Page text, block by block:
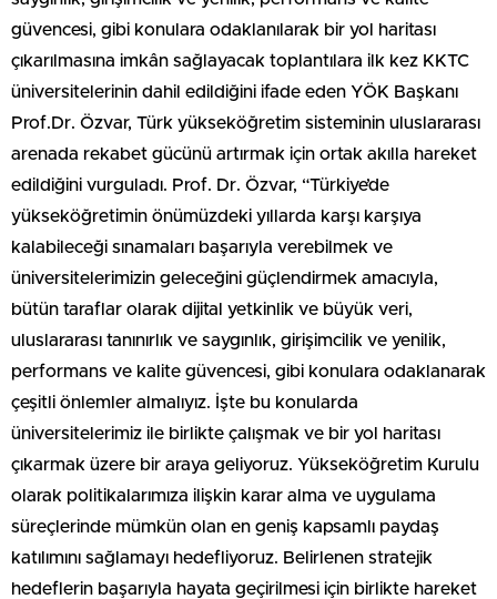
güvencesi, gibi konulara odaklanılarak bir yol haritası
çıkarılmasına imkân sağlayacak toplantılara ilk kez KKTC
üniversitelerinin dahil edildiğini ifade eden YÖK Başkanı
Prof.Dr. Özvar, Türk yükseköğretim sisteminin uluslararası
arenada rekabet gücünü artırmak için ortak akılla hareket
edildiğini vurguladı. Prof. Dr. Özvar, “Türkiye’de
yükseköğretimin önümüzdeki yıllarda karşı karşıya
kalabileceği sınamaları başarıyla verebilmek ve
üniversitelerimizin geleceğini güçlendirmek amacıyla,
bütün taraflar olarak dijital yetkinlik ve büyük veri,
uluslararası tanınırlık ve saygınlık, girişimcilik ve yenilik,
performans ve kalite güvencesi, gibi konulara odaklanarak
çeşitli önlemler almalıyız. İşte bu konularda
üniversitelerimiz ile birlikte çalışmak ve bir yol haritası
çıkarmak üzere bir araya geliyoruz. Yükseköğretim Kurulu
olarak politikalarımıza ilişkin karar alma ve uygulama
süreçlerinde mümkün olan en geniş kapsamlı paydaş
katılımını sağlamayı hedefliyoruz. Belirlenen stratejik
hedeflerin başarıyla hayata geçirilmesi için birlikte hareket